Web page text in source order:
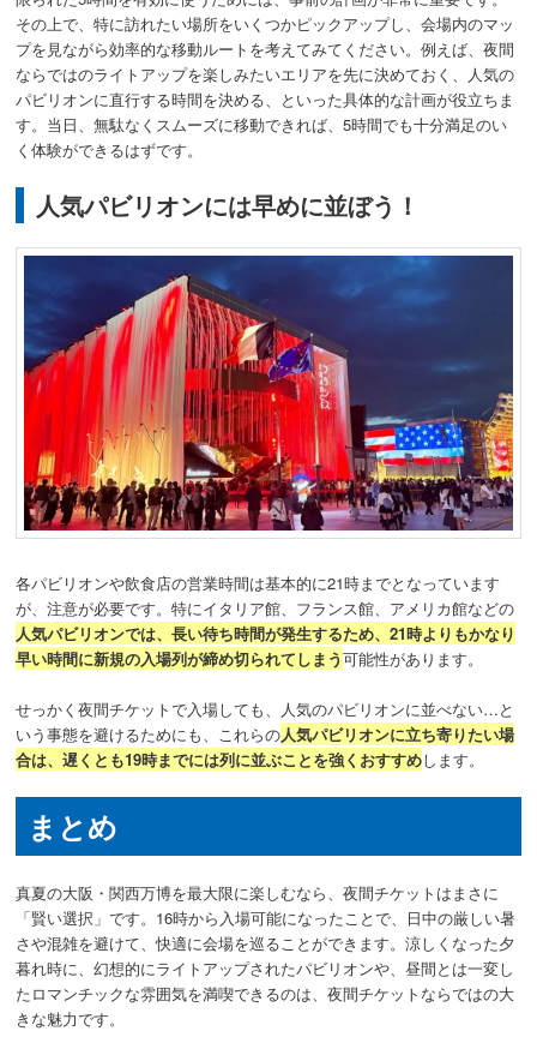
その上で、特に訪れたい場所をいくつかピックアップし、会場内のマッ
プを見ながら効率的な移動ルートを考えてみてください。例えば、夜間
ならではのライトアップを楽しみたいエリアを先に決めておく、人気の
パビリオンに直行する時間を決める、といった具体的な計画が役立ちま
す。当日、無駄なくスムーズに移動できれば、5時間でも十分満足のい
く体験ができるはずです。
人気パビリオンには早めに並ぼう！
各パビリオンや飲食店の営業時間は基本的に21時までとなっています
が、注意が必要です。特にイタリア館、フランス館、アメリカ館などの
人気パビリオンでは、長い待ち時間が発生するため、21時よりもかなり
早い時間に新規の入場列が締め切られてしまう可能性があります。
せっかく夜間チケットで入場しても、人気のパビリオンに並べない…と
いう事態を避けるためにも、これらの人気パビリオンに立ち寄りたい場
合は、遅くとも19時までには列に並ぶことを強くおすすめします。
まとめ
真夏の大阪・関西万博を最大限に楽しむなら、夜間チケットはまさに
「賢い選択」です。 16時から入場可能になったことで、日中の厳しい暑
さや混雑を避けて、快適に会場を巡ることができます。涼しくなった夕
暮れ時に、幻想的にライトアップされたパビリオンや、昼間とは一変し
たロマンチックな雰囲気を満喫できるのは、夜間チケットならではの大
きな魅力です。